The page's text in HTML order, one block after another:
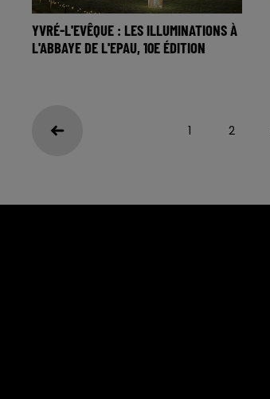
YVRÉ-L'EVÊQUE : LES ILLUMINATIONS À
L'ABBAYE DE L'EPAU, 10E ÉDITION
1 2